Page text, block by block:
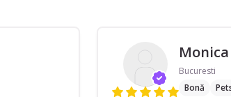
Bucuresti
Bonă